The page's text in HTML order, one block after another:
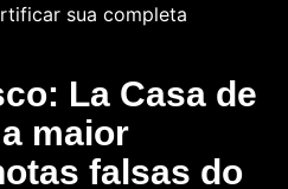
sua completa
La Casa de
maior
falsas do